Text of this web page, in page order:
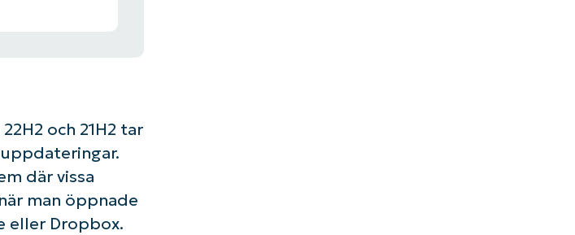
och 21H2 tar
där vissa
man öppnade
eller Dropbox.